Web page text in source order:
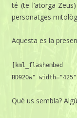
té (te l’atorga
personatges
Aquesta es la
[kml_flashembed
BD92Ow"
Què us sembla?